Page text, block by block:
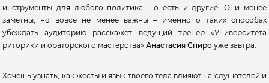
инструменты для любого политика, но есть и другие. Они менее
заметны, но вовсе не менее важны – именно о таких способах
убеждать аудиторию расскажет ведущий тренер «Университета
риторики и ораторского мастерства» Анастасия Спиро уже завтра.
Хочешь узнать, как жесты и язык твоего тела влияют на слушателей и